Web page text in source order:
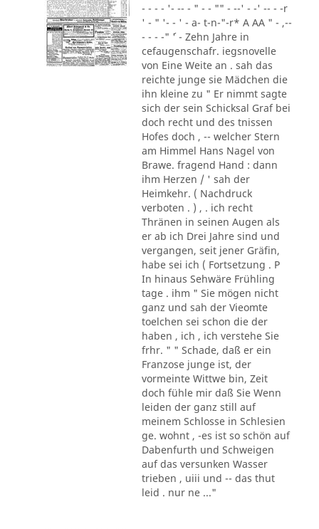
- - - - '- -- - " - - "" - --' - -' -- - -r
' - " '- - ' - a- t-n-"-r* A AA " - ,--
- - - -" ´' - Zehn Jahre in
cefaugenschafr. iegsnovelle
von Eine Weite an . sah das
reichte junge sie Mädchen die
ihn kleine zu " Er nimmt sagte
sich der sein Schicksal Graf bei
doch recht und des tnissen
Hofes doch , -- welcher Stern
am Himmel Hans Nagel von
Brawe. fragend Hand : dann
ihm Herzen / ' sah der
Heimkehr. ( Nachdruck
verboten . ) , . ich recht
Thränen in seinen Augen als
er ab ich Drei Jahre sind und
vergangen, seit jener Gräfin,
habe sei ich ( Fortsetzung . P
In hinaus Sehwäre Frühling
tage . ihm " Sie mögen nicht
ganz und sah der Vieomte
toelchen sei schon die der
haben , ich , ich verstehe Sie
frhr. " " Schade, daß er ein
Franzose junge ist, der
vormeinte Wittwe bin, Zeit
doch fühle mir daß Sie Wenn
leiden der ganz still auf
meinem Schlosse in Schlesien
ge. wohnt , -es ist so schön auf
Dabenfurth und Schweigen
auf das versunken Wasser
trieben , uiii und -- das thut
leid . nur ne ..."